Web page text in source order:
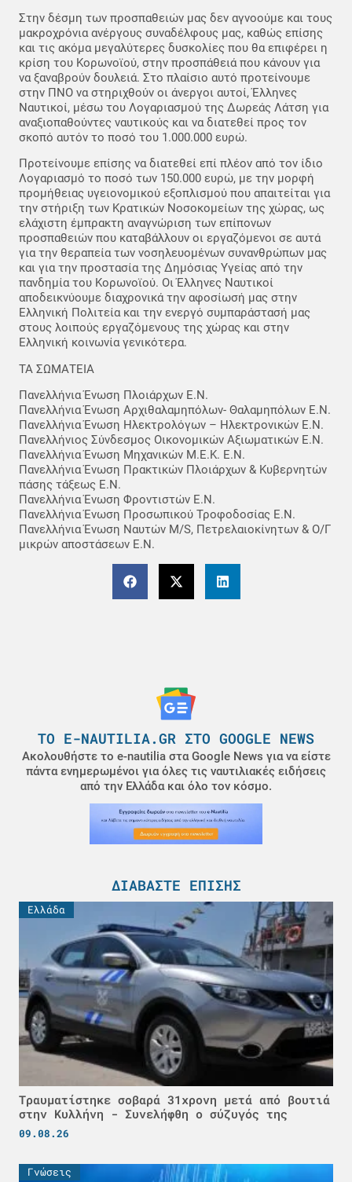
Στην δέσμη των προσπαθειών μας δεν αγνοούμε και τους
μακροχρόνια ανέργους συναδέλφους μας, καθώς επίσης
και τις ακόμα μεγαλύτερες δυσκολίες που θα επιφέρει η
κρίση του Κορωνοϊού, στην προσπάθειά που κάνουν για
να ξαναβρούν δουλειά. Στο πλαίσιο αυτό προτείνουμε
στην ΠΝΟ να στηριχθούν οι άνεργοι αυτοί, Έλληνες
Ναυτικοί, μέσω του Λογαριασμού της Δωρεάς Λάτση για
αναξιοπαθούντες ναυτικούς και να διατεθεί προς τον
σκοπό αυτόν το ποσό του 1.000.000 ευρώ.
Προτείνουμε επίσης να διατεθεί επί πλέον από τον ίδιο
Λογαριασμό το ποσό των 150.000 ευρώ, με την μορφή
προμήθειας υγειονομικού εξοπλισμού που απαιτείται για
την στήριξη των Κρατικών Νοσοκομείων της χώρας, ως
ελάχιστη έμπρακτη αναγνώριση των επίπονων
προσπαθειών που καταβάλλουν οι εργαζόμενοι σε αυτά
για την θεραπεία των νοσηλευομένων συνανθρώπων μας
και για την προστασία της Δημόσιας Υγείας από την
πανδημία του Κορωνοϊού. Οι Έλληνες Ναυτικοί
αποδεικνύουμε διαχρονικά την αφοσίωσή μας στην
Ελληνική Πολιτεία και την ενεργό συμπαράστασή μας
στους λοιπούς εργαζόμενους της χώρας και στην
Ελληνική κοινωνία γενικότερα.
ΤΑ ΣΩΜΑΤΕΙΑ
Πανελλήνια Ένωση Πλοιάρχων Ε.Ν.
Πανελλήνια Ένωση Αρχιθαλαμηπόλων- Θαλαμηπόλων Ε.Ν.
Πανελλήνια Ένωση Ηλεκτρολόγων – Ηλεκτρονικών Ε.Ν.
Πανελλήνιος Σύνδεσμος Οικονομικών Αξιωματικών Ε.Ν.
Πανελλήνια Ένωση Μηχανικών Μ.Ε.Κ. Ε.Ν.
Πανελλήνια Ένωση Πρακτικών Πλοιάρχων & Κυβερνητών
πάσης τάξεως Ε.Ν.
Πανελλήνια Ένωση Φροντιστών Ε.Ν.
Πανελλήνια Ένωση Προσωπικού Τροφοδοσίας Ε.Ν.
Πανελλήνια Ένωση Ναυτών M/S, Πετρελαιοκίνητων & Ο/Γ
μικρών αποστάσεων Ε.Ν.
ΤΟ E-NAUTILIA.GR ΣΤΟ GOOGLE NEWS
Ακολουθήστε το e-nautilia στα Google News για να είστε
πάντα ενημερωμένοι για όλες τις ναυτιλιακές ειδήσεις
από την Ελλάδα και όλο τον κόσμο.
ΔΙΑΒΆΣΤΕ ΕΠΊΣΗΣ
Ελλάδα
Τραυματίστηκε σοβαρά 31χρονη μετά από βουτιά
στην Κυλλήνη - Συνελήφθη ο σύζυγός της
09.08.26
Γνώσεις